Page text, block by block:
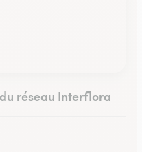
réseau Interflora